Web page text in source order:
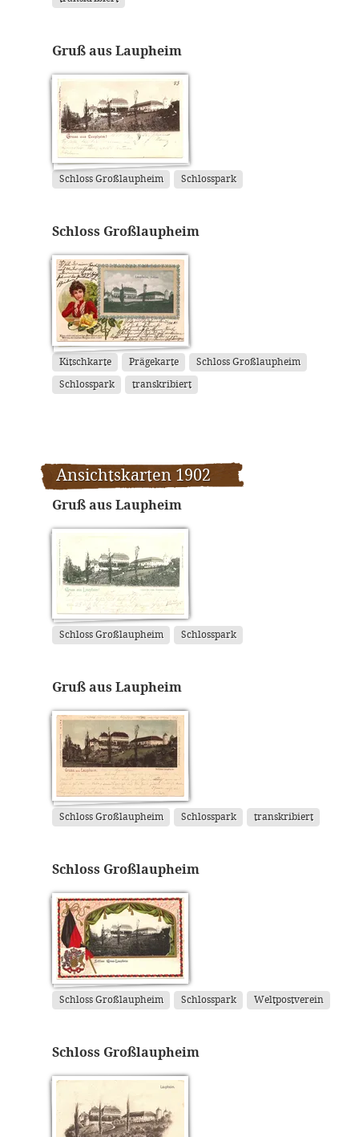
Gruß aus Laupheim
Schloss Großlaupheim Schlosspark
Schloss Großlaupheim
Kitschkarte Prägekarte Schloss Großlaupheim
Schlosspark transkribiert
Ansichtskarten 1902
Gruß aus Laupheim
Schloss Großlaupheim Schlosspark
Gruß aus Laupheim
Schloss Großlaupheim Schlosspark transkribiert
Schloss Großlaupheim
Schloss Großlaupheim Schlosspark Weltpostverein
Schloss Großlaupheim